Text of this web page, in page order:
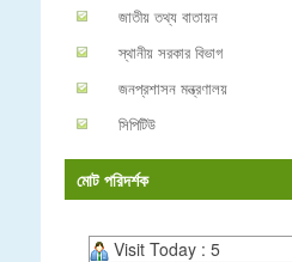
জাতীয় তথ্য বাতায়ন
স্থানীয় সরকার বিভাগ
জনপ্রশাসন মন্ত্রণালয়
সিপিটিউ
মোট পরিদর্শক
Visit Today : 5